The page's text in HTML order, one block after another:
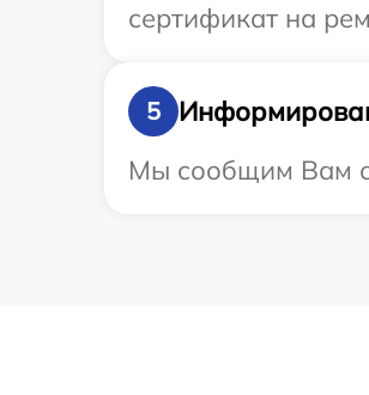
сертификат на
5
Мы сообщим Вам о